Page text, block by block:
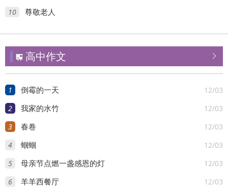
10 尊敬老人

 高中作文
1 12/03
倒霉的一天
2 12/03
我家的水竹
3 12/03
春卷
4 12/03
蝈蝈
5 12/03
母亲节点燃一盏感恩的灯
6 12/03
羊羊西餐厅